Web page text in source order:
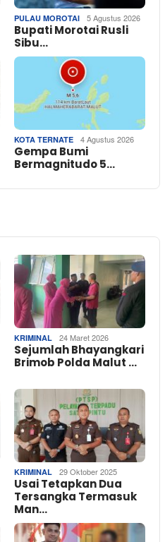
PULAU MOROTAI 5 Agustus 2026
Bupati Morotai Rusli
Sibu…
KOTA TERNATE 4 Agustus 2026
Gempa Bumi
Bermagnitudo 5…
KRIMINAL 24 Maret 2026
Sejumlah Bhayangkari
Brimob Polda Malut …
KRIMINAL 29 Oktober 2025
Usai Tetapkan Dua
Tersangka Termasuk
Man…